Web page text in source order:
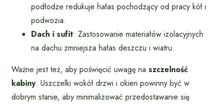
podłodze redukuje hałas pochodzący od pracy kół i
podwozia.
Dach i sufit: Zastosowanie materiałów izolacyjnych
na dachu zmniejsza hałas deszczu i wiatru.
Ważne jest też, aby poświęcić uwagę na szczelność
kabiny. Uszczelki wokół drzwi i okien powinny być w
dobrym stanie, aby minimalizować przedostawanie się